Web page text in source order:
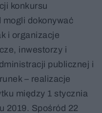
konkursu
dokonywać
i organizacje
inwestorzy i
publicznej i
– realizacje
między 1 stycznia
2019. Spośród 22